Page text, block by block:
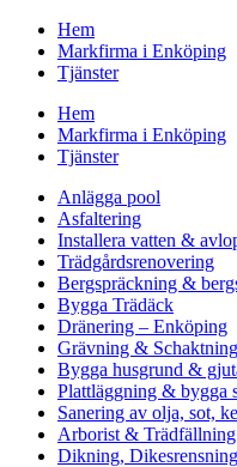
Hem
Markfirma i Enköping
Tjänster
Hem
Markfirma i Enköping
Tjänster
Anlägga pool
Asfaltering
Installera vatten &
Trädgårdsrenovering
Bergspräckning &
Bygga Trädäck
Dränering – Enköping
Grävning & Schaktning
Bygga husgrund &
Plattläggning & bygga
Sanering av olja, sot,
Arborist & Trädfällning
Dikning,